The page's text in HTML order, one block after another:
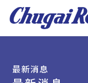
最新消息